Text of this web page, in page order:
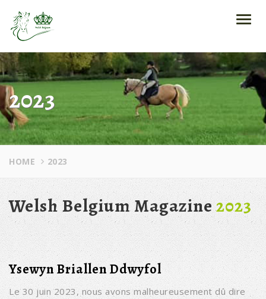
2023
HOME 2023
Welsh Belgium Magazine2023
Ysewyn Briallen Ddwyfol
Le 30 juin 2023, nous avons malheureusement dû dire